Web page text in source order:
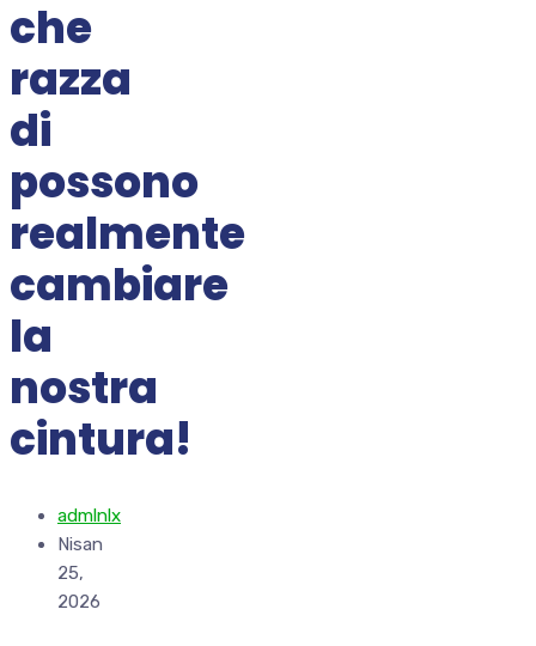
che
razza
di
possono
realmente
cambiare
la
nostra
cintura!
admlnlx
Nisan
25,
2026